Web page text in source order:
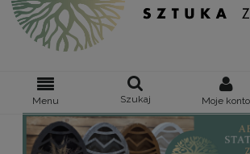
Menu Szukaj Moje konto